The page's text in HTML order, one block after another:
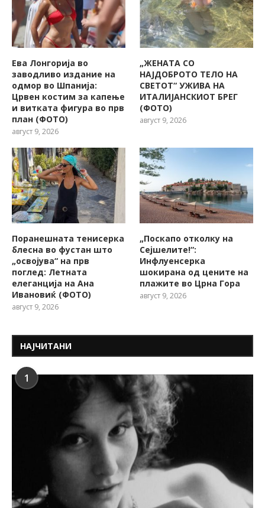
Ева Лонгорија во
заводливо издание на
одмор во Шпанија:
Црвен костим за капење
и витката фигура во прв
план (ФОТО)
август 9, 2026
„ЖЕНАТА СО
НАЈДОБРОТО ТЕЛО НА
СВЕТОТ“ УЖИВА НА
ИТАЛИЈАНСКИОТ БРЕГ
(ФОТО)
август 9, 2026
Поранешната тенисерка
блесна во фустан што
„освојува“ на прв
поглед: Летната
елеганција на Ана
Ивановиќ (ФОТО)
август 9, 2026
„Поскапо отколку на
Сејшелите!“:
Инфлуенсерка
шокирана од цените на
плажите во Црна Гора
август 9, 2026
НАЈЧИТАНИ
1